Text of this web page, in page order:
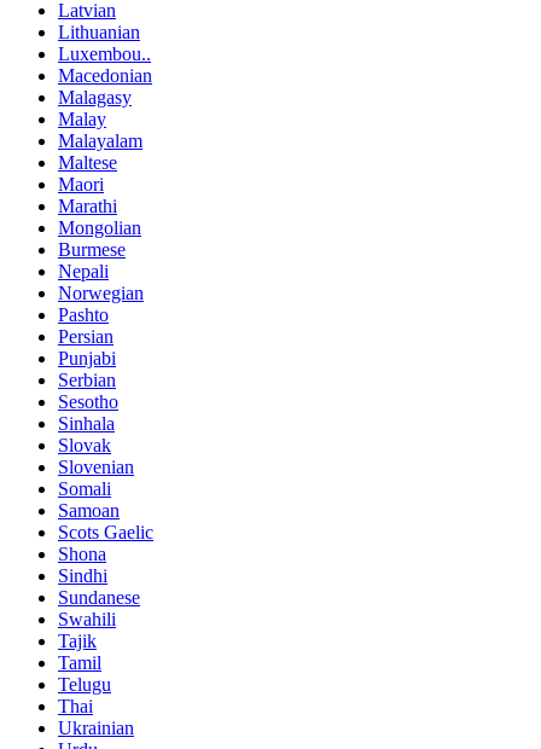
Latvian
Lithuanian
Luxembou..
Macedonian
Malagasy
Malay
Malayalam
Maltese
Maori
Marathi
Mongolian
Burmese
Nepali
Norwegian
Pashto
Persian
Punjabi
Serbian
Sesotho
Sinhala
Slovak
Slovenian
Somali
Samoan
Scots Gaelic
Shona
Sindhi
Sundanese
Swahili
Tajik
Tamil
Telugu
Thai
Ukrainian